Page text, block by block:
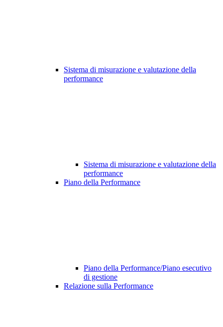
Sistema di misurazione e valutazione della
performance
Sistema di misurazione e valutazione della
performance
Piano della Performance
Piano della Performance/Piano esecutivo
di gestione
Relazione sulla Performance